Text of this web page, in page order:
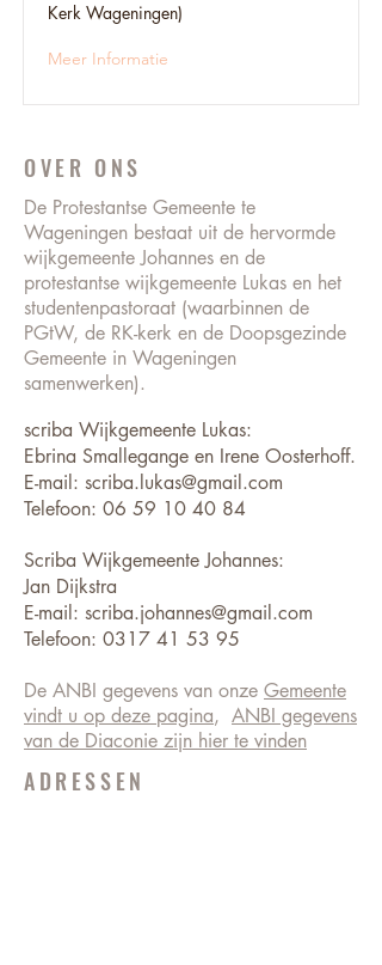
Kerk Wageningen)
Meer Informatie
OVER ONS
De Protestantse Gemeente te
Wageningen bestaat uit de hervormde
wijkgemeente Johannes en de
protestantse wijkgemeente Lukas en het
studentenpastoraat (waarbinnen de
PGtW, de RK-kerk en de Doopsgezinde
Gemeente in Wageningen
samenwerken).
scriba Wijkgemeente Lukas:
Ebrina Smallegange en Irene Oosterhoff.
E-mail: scriba.lukas@gmail.com
Telefoon: 06 59 10 40 84
Scriba Wijkgemeente Johannes:
Jan Dijkstra
E-mail: scriba.johannes@gmail.com
Telefoon: 0317 41 53 95
De ANBI gegevens van onze Gemeente
vindt u op deze pagina, ANBI gegevens
van de Diaconie zijn hier te vinden
ADRESSEN